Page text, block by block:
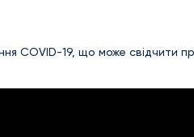
COVID-19, що може свідчити